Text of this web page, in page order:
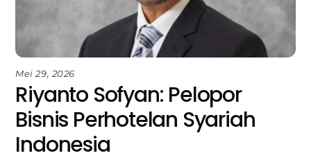
Mei 29, 2026
Riyanto Sofyan: Pelopor
Bisnis Perhotelan Syariah
Indonesia